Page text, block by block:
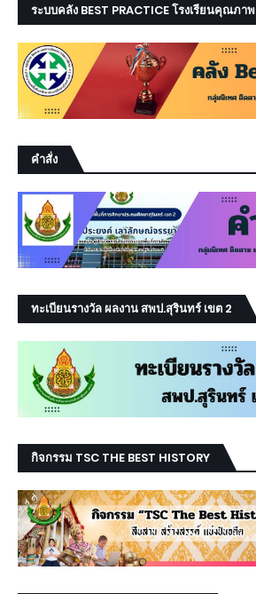
ระบบคลัง BEST PRACTICE โรงเรียนคุณภาพ
คำสั่ง
ทะเบียนรางวัล ผลงาน สพป.สุรินทร์ เขต 2
กิจกรรม TSC THE BEST HISTORY